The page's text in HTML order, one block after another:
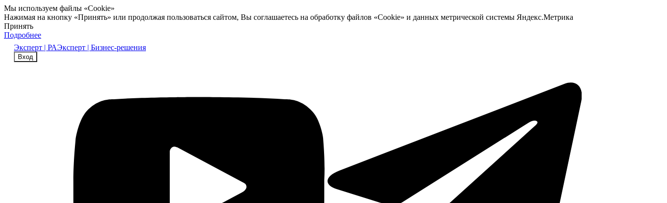
Мы используем файлы «Cookie»
Нажимая на кнопку «Принять» или продолжая пользоваться сайтом, Вы соглашаетесь на обработку файлов «Cookie» и данных метрической системы Яндекс.Метрика
Принять
Подробнее
Эксперт | РАЭксперт | Бизнес-решения
Вход